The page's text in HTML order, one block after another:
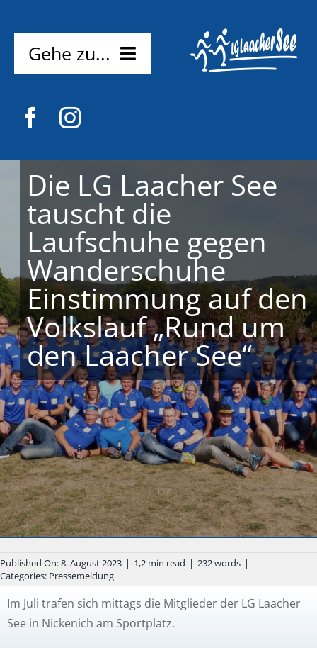
Inhalt
springenGehe zu...
Verein
Mitmachen
Probetraining
Kostenlos
Kontakt
Die LG Laacher See
tauscht die
Laufschuhe gegen
Wanderschuhe
Einstimmung auf den
Volkslauf „Rund um
den Laacher See“
Published On: 8. August 2023 | 1,2 min read | 232 words |
Categories: Pressemeldung
Im Juli trafen sich mittags die Mitglieder der LG Laacher
See in Nickenich am Sportplatz.